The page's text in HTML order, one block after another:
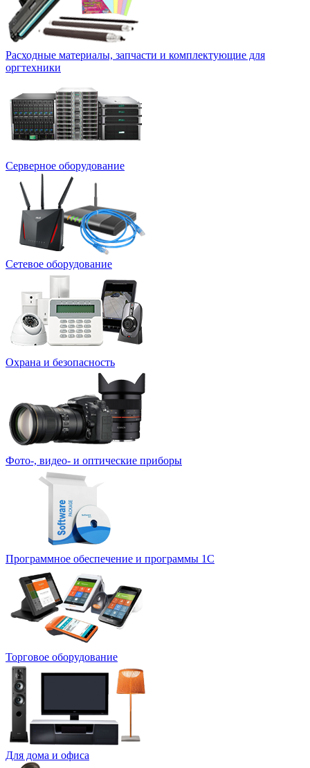
Расходные материалы, запчасти и комплектующие для
оргтехники
Серверное оборудование
Сетевое оборудование
Охрана и безопасность
Фото-, видео- и оптические приборы
Программное обеспечение и программы 1С
Торговое оборудование
Для дома и офиса